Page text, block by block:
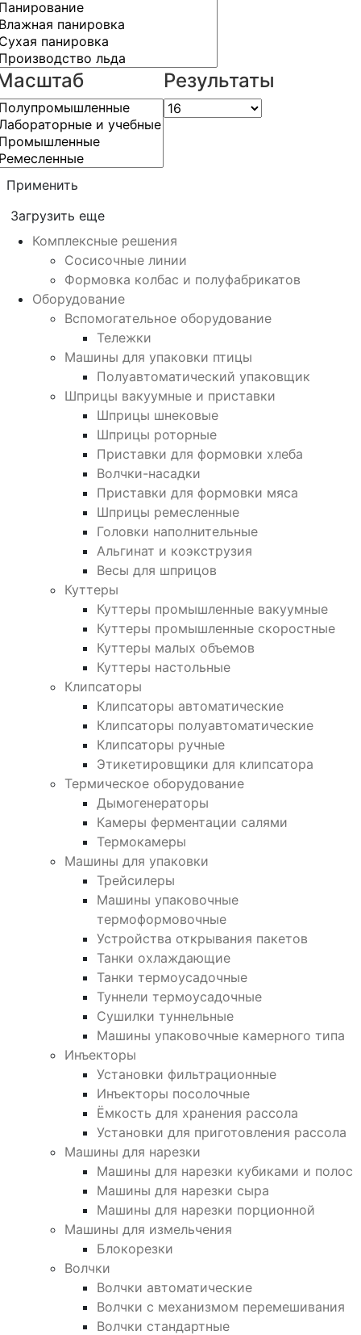
Результаты
Применить
Загрузить еще
Комплексные решения
Сосисочные линии
Формовка колбас и полуфабрикатов
Оборудование
Вспомогательное оборудование
Тележки
Машины для упаковки птицы
Полуавтоматический упаковщик
Шприцы вакуумные и приставки
Шприцы шнековые
Шприцы роторные
Приставки для формовки хлеба
Волчки-насадки
Приставки для формовки мяса
Шприцы ремесленные
Головки наполнительные
Альгинат и коэкструзия
Весы для шприцов
Куттеры
Куттеры промышленные вакуумные
Куттеры промышленные скоростные
Куттеры малых объемов
Куттеры настольные
Клипсаторы
Клипсаторы автоматические
Клипсаторы полуавтоматические
Клипсаторы ручные
Этикетировщики для клипсатора
Термическое оборудование
Дымогенераторы
Камеры ферментации салями
Термокамеры
Машины для упаковки
Трейсилеры
Машины упаковочные
термоформовочные
Устройства открывания пакетов
Танки охлаждающие
Танки термоусадочные
Туннели термоусадочные
Сушилки туннельные
Машины упаковочные камерного типа
Инъекторы
Установки фильтрационные
Инъекторы посолочные
Ёмкость для хранения рассола
Установки для приготовления рассола
Машины для нарезки
Машины для нарезки кубиками и полос
Машины для нарезки сыра
Машины для нарезки порционной
Машины для измельчения
Блокорезки
Волчки
Волчки автоматические
Волчки с механизмом перемешивания
Волчки стандартные